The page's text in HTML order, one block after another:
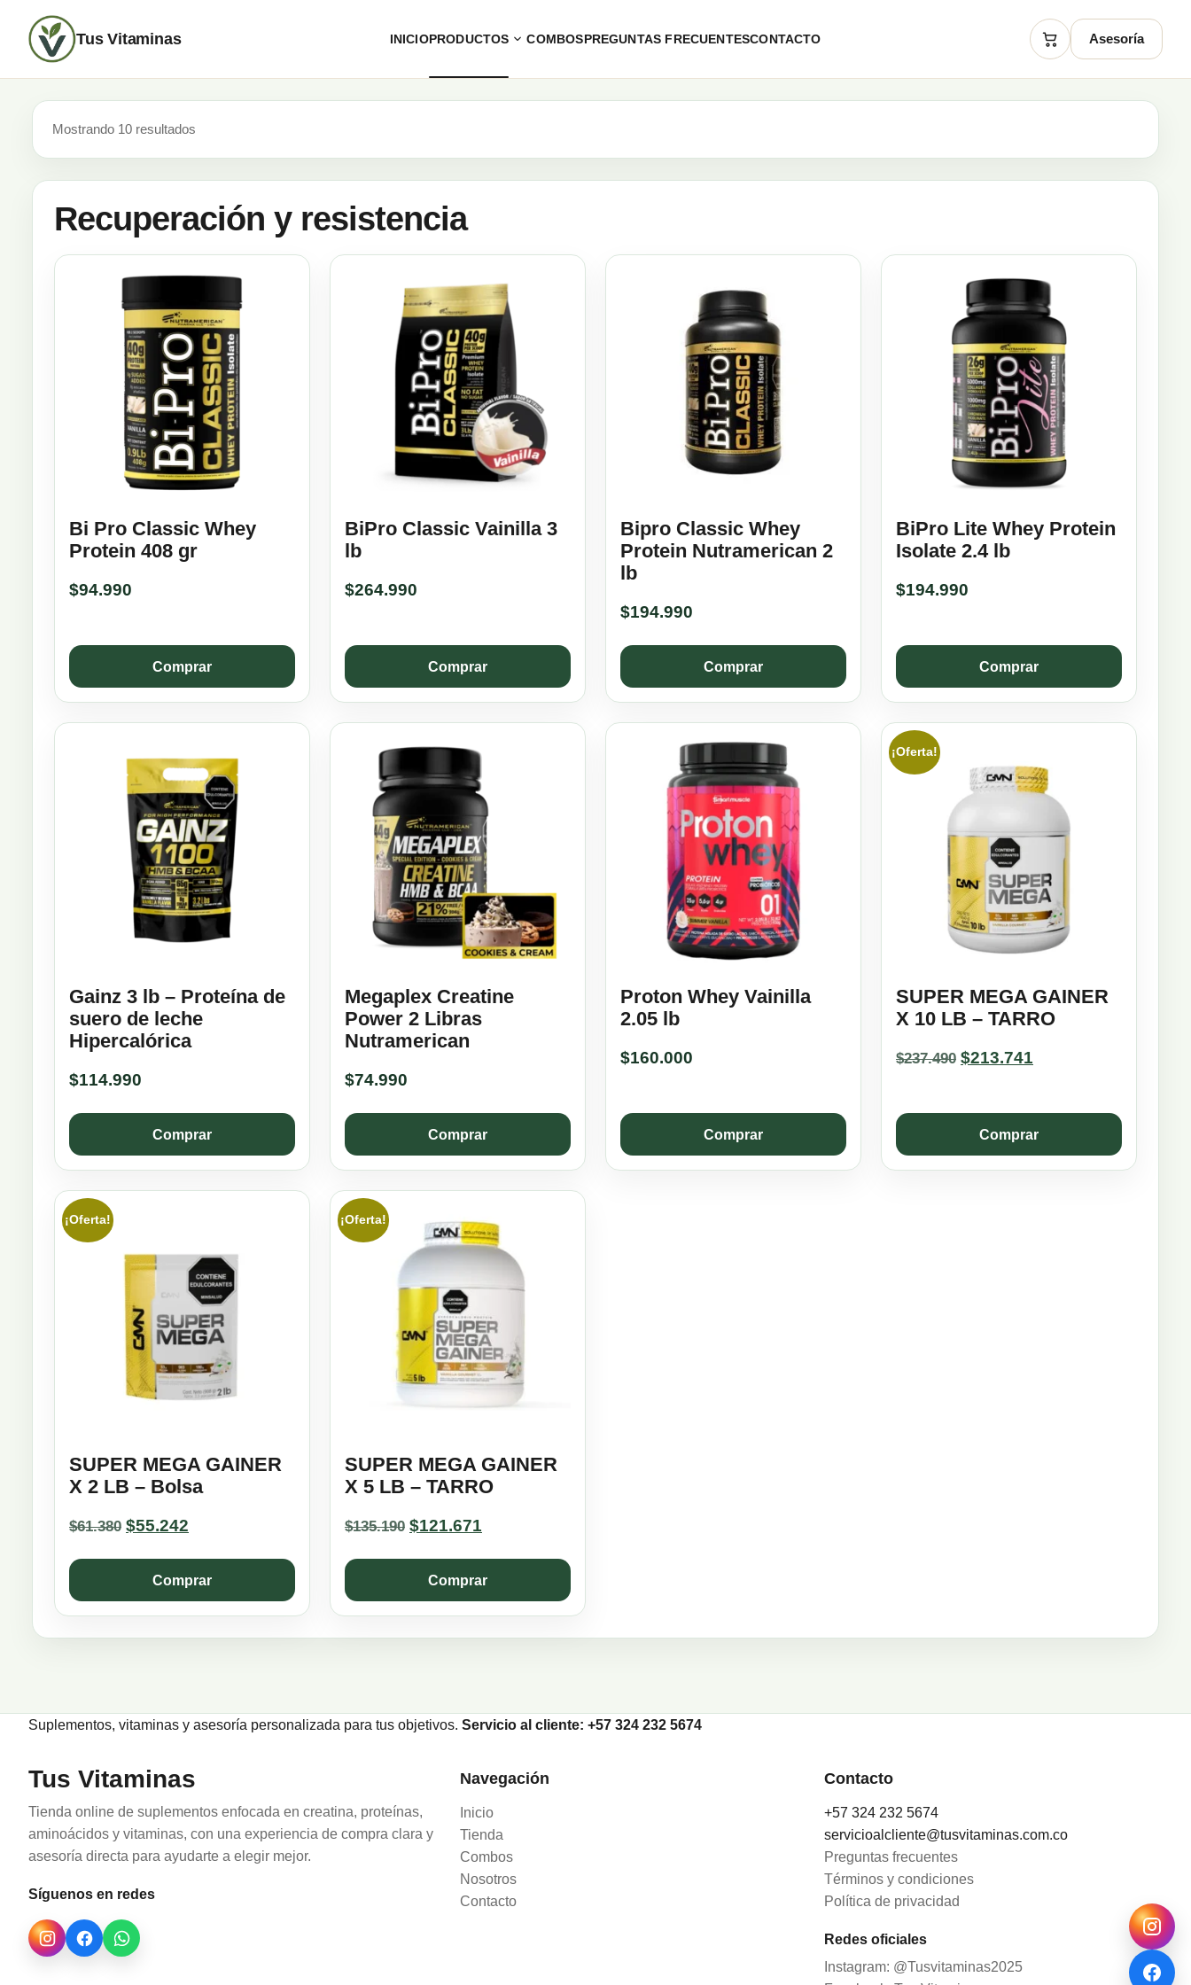
Tus Vitaminas INICIOPRODUCTOS COMBOSPREGUNTAS FRECUENTESCONTACTO
Carrito
Asesoría
Mostrando 10 resultados
Recuperación y resistencia
Bi Pro Classic Whey
Protein 408 gr
$94.990
Comprar
BiPro Classic Vainilla 3
lb
$264.990
Comprar
Bipro Classic Whey
Protein Nutramerican 2
lb
$194.990
Comprar
BiPro Lite Whey Protein
Isolate 2.4 lb
$194.990
Comprar
Gainz 3 lb – Proteína de
suero de leche
Hipercalórica
$114.990
Comprar
Megaplex Creatine
Power 2 Libras
Nutramerican
$74.990
Comprar
Proton Whey Vainilla
2.05 lb
$160.000
Comprar
¡Oferta!
SUPER MEGA GAINER
X 10 LB – TARRO
$237.490 Original
$237.490.
$213.741
$213.741.
Comprar
¡Oferta!
SUPER MEGA GAINER
X 2 LB – Bolsa
$61.380 Original
was:
$61.380.
$55.242
is:
$55.242.
Comprar
¡Oferta!
SUPER MEGA GAINER
X 5 LB – TARRO
$135.190 Original
was:
$135.190.
$121.671
is:
$121.671.
Comprar
Suplementos, vitaminas y asesoría personalizada para tus objetivos. Servicio al cliente: +57 324 232 5674
Tus Vitaminas
Tienda online de suplementos enfocada en creatina, proteínas,
aminoácidos y vitaminas, con una experiencia de compra clara y
asesoría directa para ayudarte a elegir mejor.
Síguenos en redes
Navegación
Inicio
Tienda
Combos
Nosotros
Contacto
Contacto
+57 324 232 5674
servicioalcliente@tusvitaminas.com.co
Preguntas frecuentes
Términos y condiciones
Política de privacidad
Redes oficiales
Instagram: @Tusvitaminas2025